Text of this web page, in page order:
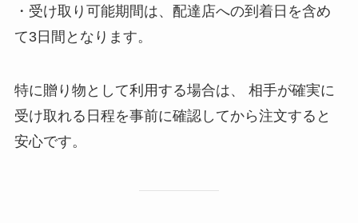
・受け取り可能期間は、配達店への到着日を含め
て3日間となります。
特に贈り物として利用する場合は、 相手が確実に
受け取れる日程を事前に確認してから注文すると
安心です。